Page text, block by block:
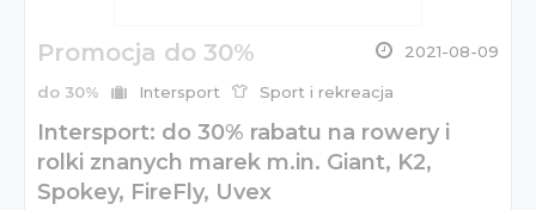
Promocja do 30% 2021-08-09
do 30% Intersport Sport i rekreacja
Intersport: do 30% rabatu na rowery i
rolki znanych marek m.in. Giant, K2,
Spokey, FireFly, Uvex